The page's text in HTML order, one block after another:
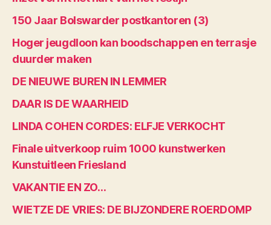
150 Jaar Bolswarder postkantoren (3)
Hoger jeugdloon kan boodschappen en terrasje
duurder maken
DE NIEUWE BUREN IN LEMMER
DAAR IS DE WAARHEID
LINDA COHEN CORDES: ELFJE VERKOCHT
Finale uitverkoop ruim 1000 kunstwerken
Kunstuitleen Friesland
VAKANTIE EN ZO…
WIETZE DE VRIES: DE BIJZONDERE ROERDOMP